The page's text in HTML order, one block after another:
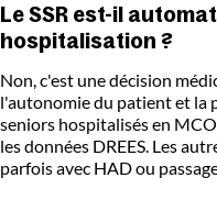
Le SSR est-il
hospitalisation ?
Non, c'est une décision
l'autonomie du patient et la
seniors hospitalisés en
les données DREES. Les
parfois avec HAD ou